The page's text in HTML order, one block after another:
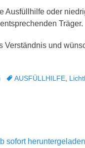
Ausfüllhilfe oder
Träger.
Verständnis und
Schlagworte
AUSFÜLLHILFE,
sofort heruntergeladen